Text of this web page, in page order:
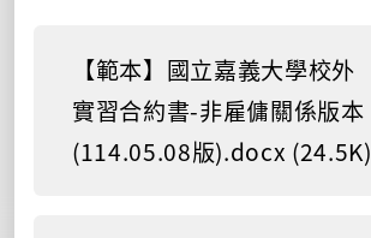
【範本】國立嘉義大學校外
實習合約書-非雇傭關係版本
(114.05.08版).docx (24.5K)